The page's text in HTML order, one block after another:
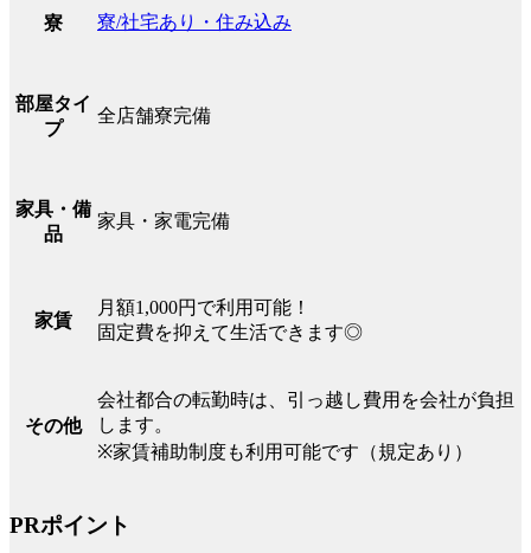
寮 寮/社宅あり・住み込み
部屋タイ
プ
全店舗寮完備
家具・備
品
家具・家電完備
家賃
月額1,000円で利用可能！
固定費を抑えて生活できます◎
その他
会社都合の転勤時は、引っ越し費用を会社が負担
します。
※家賃補助制度も利用可能です（規定あり）
PRポイント